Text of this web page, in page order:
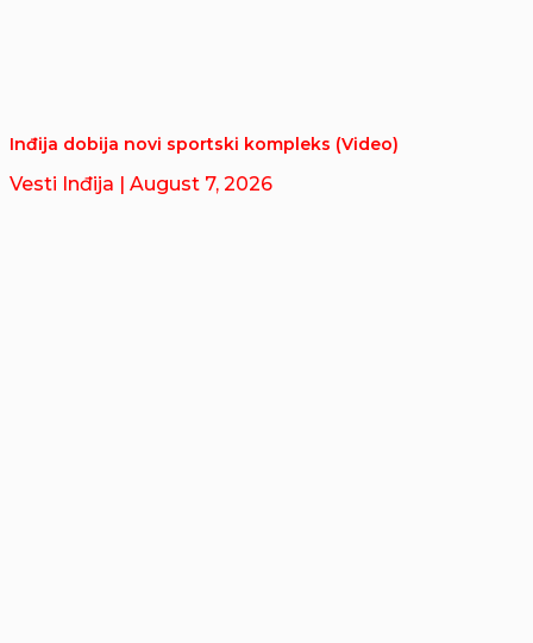
Inđija dobija novi sportski kompleks (Video)
Vesti Inđija | August 7, 2026